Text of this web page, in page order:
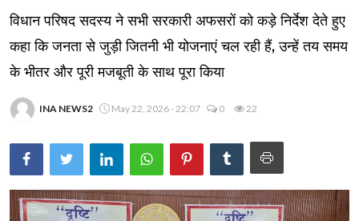
वायरल न्यूज़
विधान परिषद सदस्य ने सभी सरकारी अफसरों को कड़े निर्देश देते हुए
कहा कि जनता से जुड़ी जितनी भी योजनाएं चल रही हैं, उन्हें तय समय
के भीतर और पूरी मजबूती के साथ पूरा किया
INA NEWS2 May 22, 2026 - 22:07 0 22